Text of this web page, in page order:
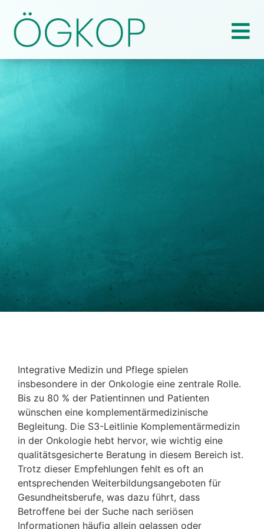
Integrative Medizin und Pflege spielen
insbesondere in der Onkologie eine zentrale Rolle.
Bis zu 80 % der Patientinnen und Patienten
wünschen eine komplementärmedizinische
Begleitung. Die S3-Leitlinie Komplementärmedizin
in der Onkologie hebt hervor, wie wichtig eine
qualitätsgesicherte Beratung in diesem Bereich ist.
Trotz dieser Empfehlungen fehlt es oft an
entsprechenden Weiterbildungsangeboten für
Gesundheitsberufe, was dazu führt, dass
Betroffene bei der Suche nach seriösen
Informationen häufig allein gelassen oder